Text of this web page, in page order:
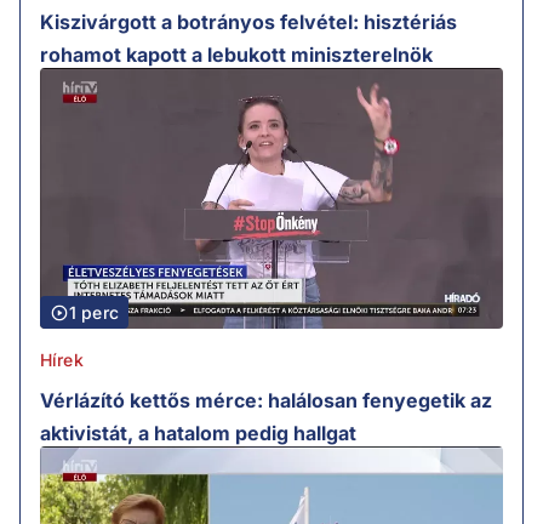
Kiszivárgott a botrányos felvétel: hisztériás
rohamot kapott a lebukott miniszterelnök
1 perc
Hírek
Vérlázító kettős mérce: halálosan fenyegetik az
aktivistát, a hatalom pedig hallgat